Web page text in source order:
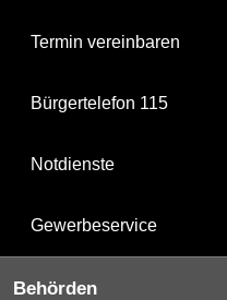
Termin vereinbaren
Bürgertelefon 115
Notdienste
Gewerbeservice
Behörden